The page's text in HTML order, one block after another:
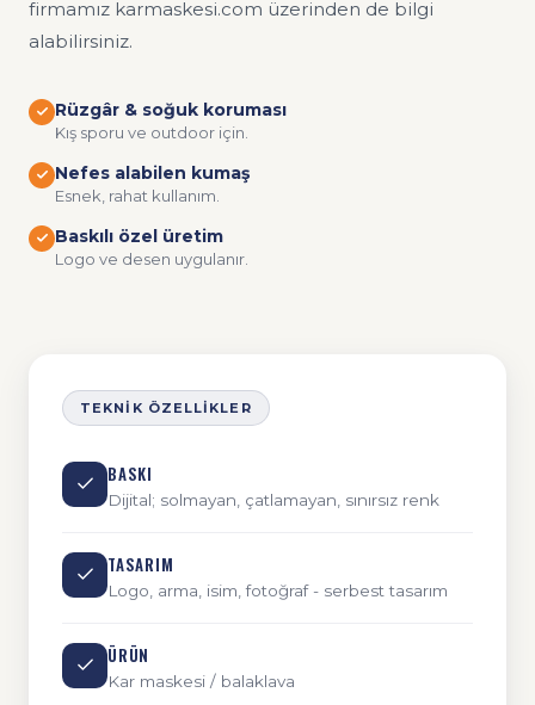
firmamız karmaskesi.com üzerinden de bilgi
alabilirsiniz.
Rüzgâr & soğuk koruması
Kış sporu ve outdoor için.
Nefes alabilen kumaş
Esnek, rahat kullanım.
Baskılı özel üretim
Logo ve desen uygulanır.
TEKNIK ÖZELLIKLER
BASKI
Dijital; solmayan, çatlamayan, sınırsız renk
TASARIM
Logo, arma, isim, fotoğraf - serbest tasarım
ÜRÜN
Kar maskesi / balaklava